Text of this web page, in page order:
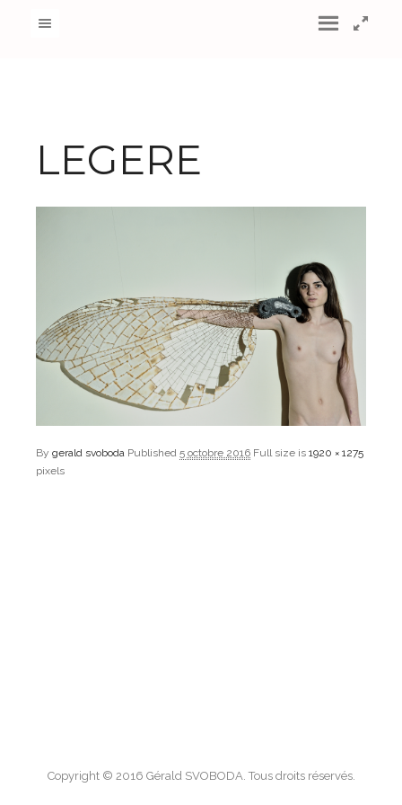
LEGERE
By gerald svoboda Published 5 octobre 2016 Full size is 1920 × 1275
pixels
Copyright © 2016 Gérald SVOBODA. Tous droits réservés.